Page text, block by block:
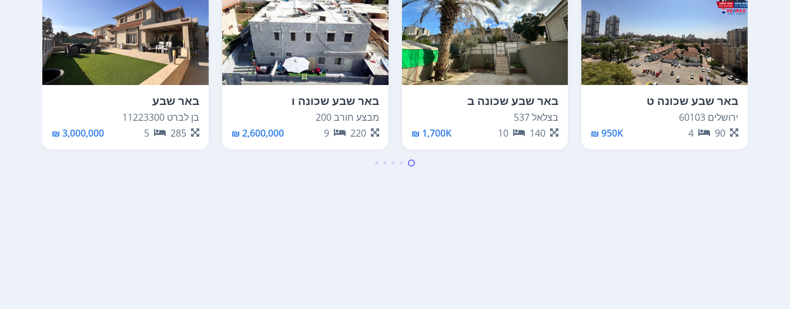
באר שבע שכונה ט
ירושלים 60103
90
4
950K ₪
באר שבע שכונה ב
בצלאל 537
140
10
1,700K ₪
באר שבע שכונה ו
מבצע חורב 200
220
9
2,600,000 ₪
באר שבע
בן לברט 11223300
285
5
3,000,000 ₪